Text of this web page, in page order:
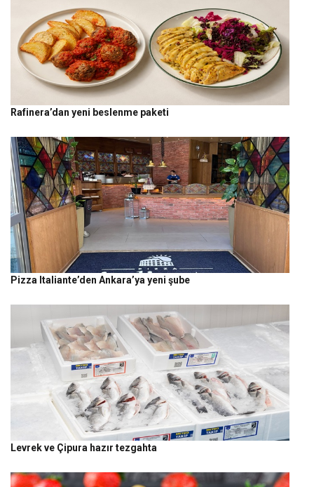
Rafinera’dan yeni beslenme paketi
Pizza Italiante’den Ankara’ya yeni şube
Levrek ve Çipura hazır tezgahta